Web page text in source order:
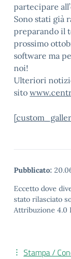
partecipare
Sono stati già
preparando il
prossimo
software ma
noi!
Ulteriori
sito
Pubblicato:
Eccetto dove
stato rilasciato
Attribuzione 4.0
Stampa /